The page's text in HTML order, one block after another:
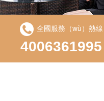
全國服務（wù）熱線
4006361995